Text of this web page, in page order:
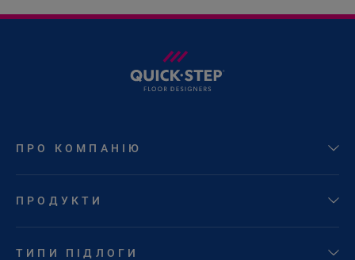
ПРО КОМПАНІЮ
ПРОДУКТИ
ТИПИ ПІДЛОГИ